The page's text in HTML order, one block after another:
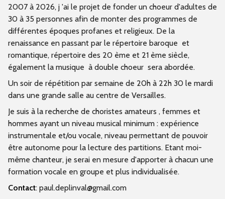
2007 à 2026, j 'ai le projet de fonder un choeur d'adultes de
30 à 35 personnes afin de monter des programmes de
différentes époques profanes et religieux. De la
renaissance en passant par le répertoire baroque et
romantique, répertoire des 20 ème et 21 ème siècle,
également la musique à double choeur sera abordée.
Un soir de répétition par semaine de 20h à 22h 30 le mardi
dans une grande salle au centre de Versailles.
Je suis à la recherche de choristes amateurs , femmes et
hommes ayant un niveau musical minimum : expérience
instrumentale et/ou vocale, niveau permettant de pouvoir
être autonome pour la lecture des partitions. Etant moi-
même chanteur, je serai en mesure d'apporter à chacun une
formation vocale en groupe et plus individualisée.
Contact: paul.deplinval@gmail.com